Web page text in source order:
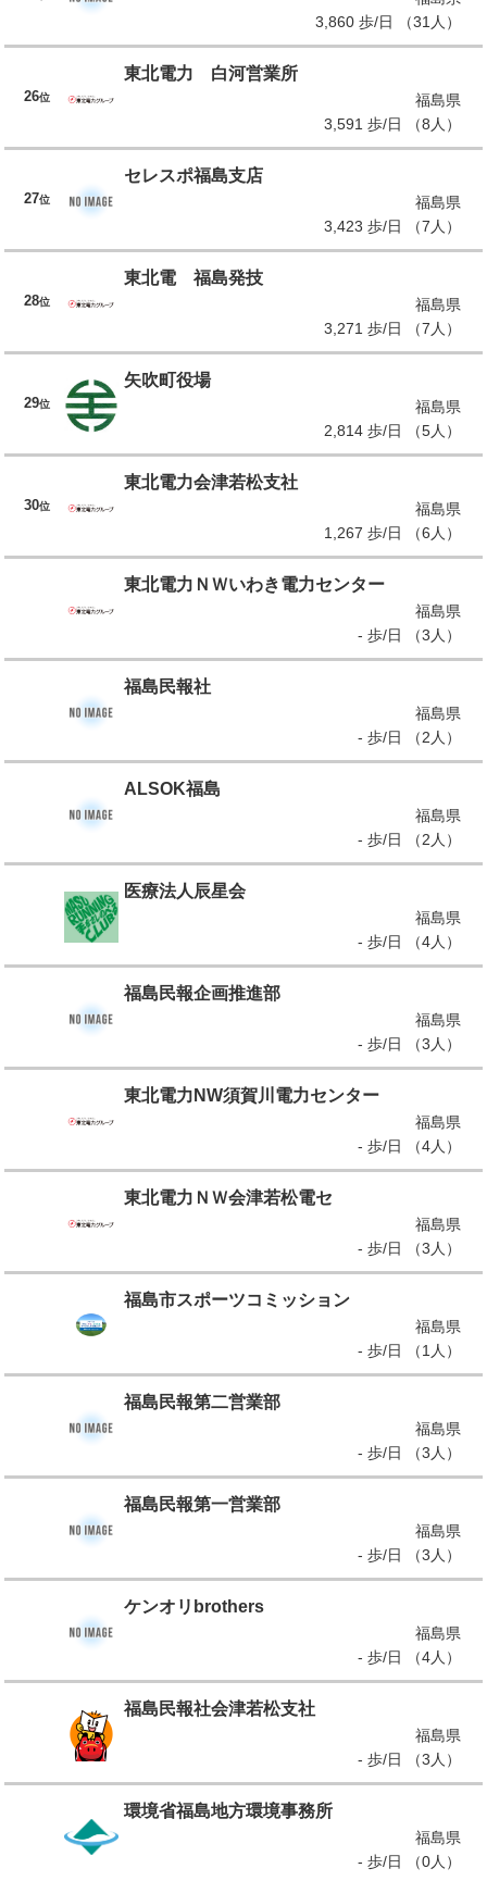
3,860 歩/日 （31人）
26位
東北電力 白河営業所
福島県
3,591 歩/日 （8人）
27位
セレスポ福島支店
福島県
3,423 歩/日 （7人）
28位
東北電 福島発技
福島県
3,271 歩/日 （7人）
29位
矢吹町役場
福島県
2,814 歩/日 （5人）
30位
東北電力会津若松支社
福島県
1,267 歩/日 （6人）
東北電力ＮＷいわき電力センター
福島県
- 歩/日 （3人）
福島民報社
福島県
- 歩/日 （2人）
ALSOK福島
福島県
- 歩/日 （2人）
医療法人辰星会
福島県
- 歩/日 （4人）
福島民報企画推進部
福島県
- 歩/日 （3人）
東北電力NW須賀川電力センター
福島県
- 歩/日 （4人）
東北電力ＮＷ会津若松電セ
福島県
- 歩/日 （3人）
福島市スポーツコミッション
福島県
- 歩/日 （1人）
福島民報第二営業部
福島県
- 歩/日 （3人）
福島民報第一営業部
福島県
- 歩/日 （3人）
ケンオリbrothers
福島県
- 歩/日 （4人）
福島民報社会津若松支社
福島県
- 歩/日 （3人）
環境省福島地方環境事務所
福島県
- 歩/日 （0人）